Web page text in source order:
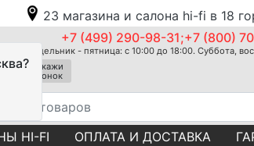
23 магазина и салона hi-fi в 18
+7 (499) 290-98-31;+7 (800)
Понедельник - пятница: с 10:00 до 18:00. Суббота,
Закажи
звонок
HI-FI ОПЛАТА И ДОСТАВКА